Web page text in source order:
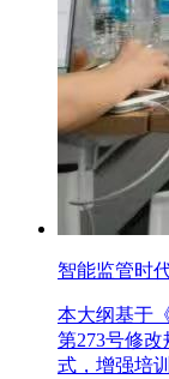
智能监管时
本大纲基于
第273号修
式，增强培